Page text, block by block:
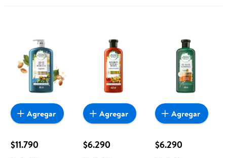
$11.790
Agregar
$6.290
Agregar
$6.290
Agregar